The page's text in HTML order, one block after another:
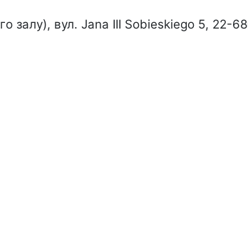
залу), вул. Jana III Sobieskiego 5, 22-